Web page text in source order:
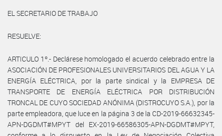
EL SECRETARIO DE TRABAJO
RESUELVE:
ARTICULO 1º.- Declárese homologado el acuerdo celebrado entre la
ASOCIACIÓN DE PROFESIONALES UNIVERSITARIOS DEL AGUA Y LA
ENERGÍA ELÉCTRICA, por la parte sindical y la EMPRESA DE
TRANSPORTE DE ENERGÍA ELÉCTRICA POR DISTRIBUCIÓN
TRONCAL DE CUYO SOCIEDAD ANÓNIMA (DISTROCUYO S.A.), por la
parte empleadora, que luce en la página 3 de la CD-2019-66632345-
APN-DGDMT#MPYT del EX-2019-66586305-APN-DGDMT#MPYT,